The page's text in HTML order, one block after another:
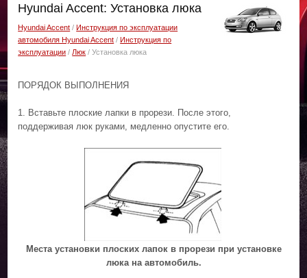
Hyundai Accent: Установка люка
Hyundai Accent /Инструкция по эксплуатации
автомобиля Hyundai Accent /Инструкция по
эксплуатации / Люк / Установка люка
ПОРЯДОК ВЫПОЛНЕНИЯ
1. Вставьте плоские лапки в прорези. После этого,
поддерживая люк руками, медленно опустите его.
Места установки плоских лапок в прорези при установке
люка на автомобиль.